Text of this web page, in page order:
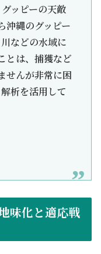
ッピーの天敵
沖縄のグッピー
などの⽔域に
とは、捕獲など
せんが⾮常に困
析を活⽤して
味化と適応戦